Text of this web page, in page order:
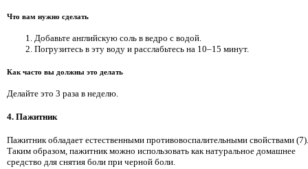
Что вам нужно сделать
Добавьте английскую соль в ведро с водой.
Погрузитесь в эту воду и расслабьтесь на 10–15 минут.
Как часто вы должны это делать
Делайте это 3 раза в неделю.
4. Пажитник
Пажитник обладает естественными противовоспалительными свойствами (7).
Таким образом, пажитник можно использовать как натуральное домашнее
средство для снятия боли при черной боли.